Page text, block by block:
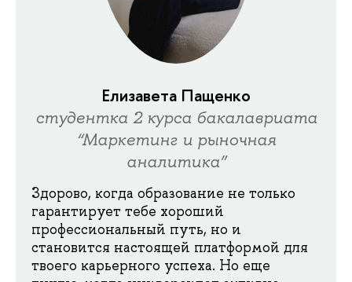
Елизавета Пащенко
студентка 2 курса бакалавриата
“Маркетинг и рыночная
аналитика”
Здорово, когда образование не только
гарантирует тебе хороший
профессиональный путь, но и
становится настоящей платформой для
твоего карьерного успеха. Но еще